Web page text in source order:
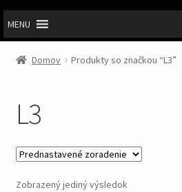
MENU
Domov Produkty so značkou “L3”
L3
Zobrazený jediný výsledok